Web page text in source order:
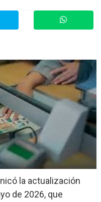
la actualización
de 2026, que